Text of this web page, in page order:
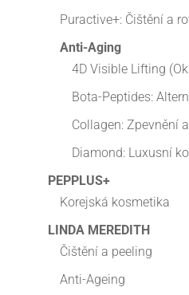
Puractive+: Čištění a
Anti-Aging
4D Visible Lifting
Bota-Peptides:
Collagen: Zpevnění
Diamond: Luxusní
PEPPLUS+
Korejská kosmetika
LINDA MEREDITH
Čištění a peeling
Anti-Ageing